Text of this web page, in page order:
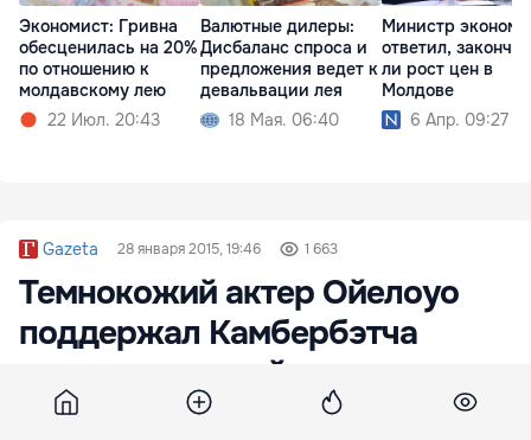
Экономист: Гривна
обесценилась на 20%
по отношению к
молдавскому лею
22 Июл. 20:43
Валютные дилеры:
Дисбаланс спроса и
предложения ведет к
девальвации лея
18 Мая. 06:40
Министр
ответил,
ли рост цен в
Молдове
6 Апр. 09:27
Gazeta 28 января 2015, 19:46 1 663
Темнокожий актер Ойелоуо
поддержал Камбербэтча
после извинений за слово
«цветной»